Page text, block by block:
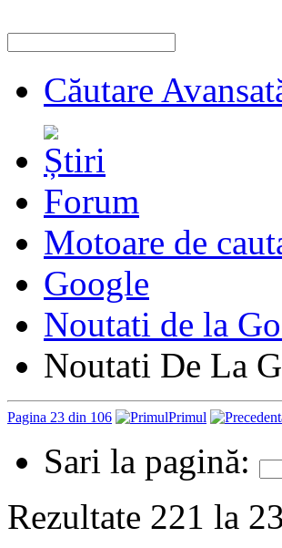
Căutare
Forum
Motoare de
Google
Noutati de la
Noutati De La
Pagina 23 din 106 Primul
Sari la pagină:
Rezultate 221 la